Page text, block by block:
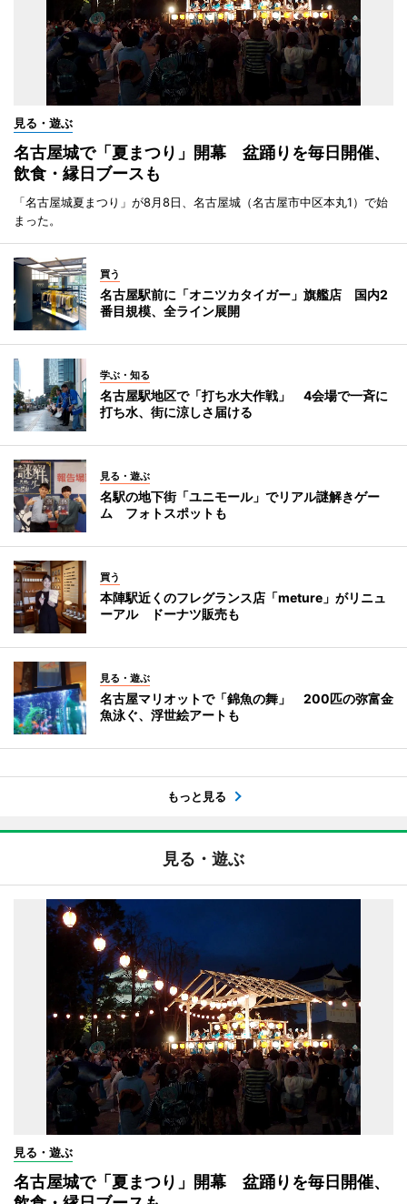
見る・遊ぶ
名古屋城で「夏まつり」開幕 盆踊りを毎日開催、
飲食・縁日ブースも
「名古屋城夏まつり」が8月8日、名古屋城（名古屋市中区本丸1）で始
まった。
買う
名古屋駅前に「オニツカタイガー」旗艦店 国内2
番目規模、全ライン展開
学ぶ・知る
名古屋駅地区で「打ち水大作戦」 4会場で一斉に
打ち水、街に涼しさ届ける
見る・遊ぶ
名駅の地下街「ユニモール」でリアル謎解きゲー
ム フォトスポットも
買う
本陣駅近くのフレグランス店「meture」がリニュ
ーアル ドーナツ販売も
見る・遊ぶ
名古屋マリオットで「錦魚の舞」 200匹の弥富金
魚泳ぐ、浮世絵アートも
もっと見る
見る・遊ぶ
見る・遊ぶ
名古屋城で「夏まつり」開幕 盆踊りを毎日開催、